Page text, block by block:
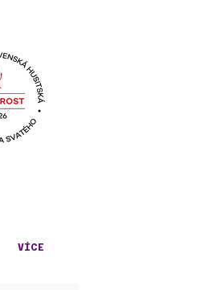
VÍCE